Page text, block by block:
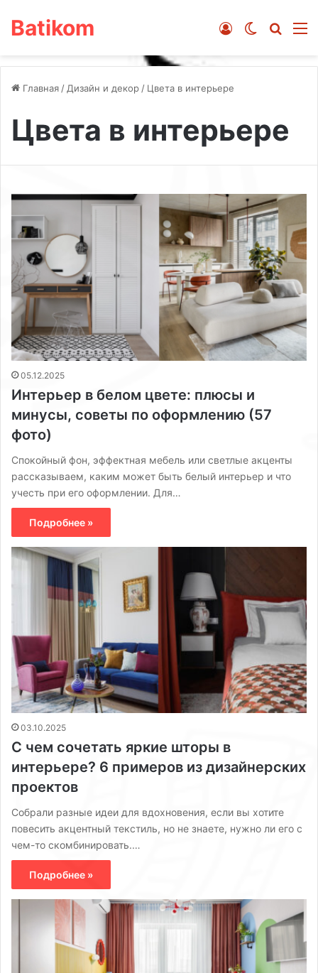
Batikom Switch skin
Войти
Главная / Дизайн и декор / Цвета в интерьере
Цвета в интерьере
05.12.2025
Интерьер в белом цвете: плюсы и
минусы, советы по оформлению (57
фото)
Спокойный фон, эффектная мебель или светлые акценты
рассказываем, каким может быть белый интерьер и что
учесть при его оформлении. Для…
Подробнее »
03.10.2025
С чем сочетать яркие шторы в
интерьере? 6 примеров из дизайнерских
проектов
Собрали разные идеи для вдохновения, если вы хотите
повесить акцентный текстиль, но не знаете, нужно ли его с
чем-то скомбинировать.…
Подробнее »